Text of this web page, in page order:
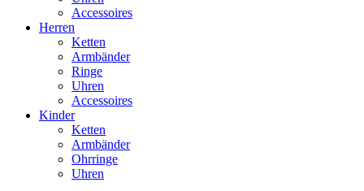
Accessoires
Herren
Ketten
Armbänder
Ringe
Uhren
Accessoires
Kinder
Ketten
Armbänder
Ohrringe
Uhren